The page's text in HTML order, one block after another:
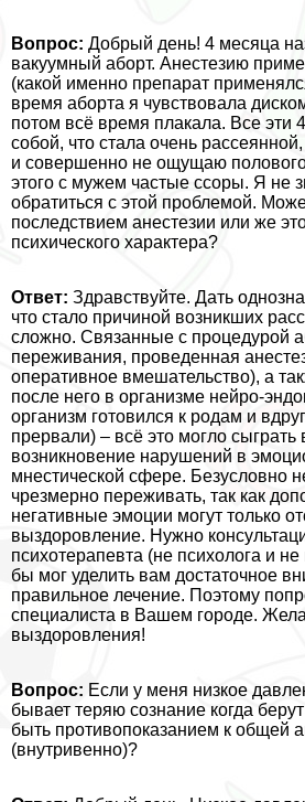
Вопрос: Добрый день! 4 месяца
вакуумный aбopт. Анестезию
(какой именно препарат
время aбopта я чувствовала
потом всё время плакала. Все эти
собой, что стала очень
и совершенно не ощущаю
этого с мужем частые ссоры. Я не
обратиться с этой проблемой.
последствием анестезии или же
психического хаpaктера?
Ответ: Здравствуйте. Дать
что стало причиной возникших
сложно. Связанные с процедурой
переживания, проведенная
оперативное вмешательство), а
после него в организме нейро-
организм готовился к родам и
прервали) – всё это могло
возникновение нарушений в
мнестической сфере. Безусловно
чрезмерно переживать, так как
негативные эмоции могут только
выздоровление. Нужно
психотерапевта (не психолога и
бы мог уделить вам достаточное
правильное лечение. Поэтому
специалиста в Вашем городе.
выздоровления!
Вопрос: Если у меня низкое
бывает теряю сознание когда
быть противопоказанием к общей
(внутривенно)?